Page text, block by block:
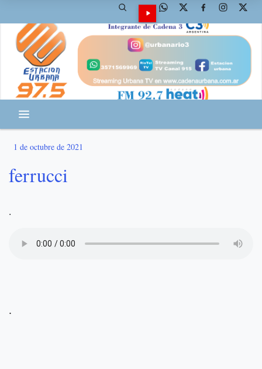
1 de octubre de 2021
ferrucci
.
.